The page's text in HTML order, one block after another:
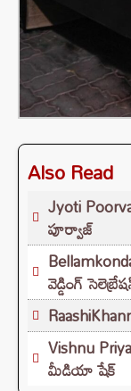
Also Read
Jyoti
పూర్వాజ్
వెడ్డింగ్
Vishnu
మీడియా షేక్